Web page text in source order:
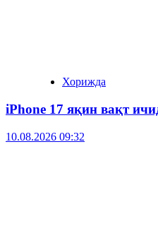
Хорижда
iPhone 17 яқин вақт
10.08.2026 09:32